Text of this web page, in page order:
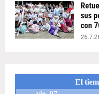
sus
con